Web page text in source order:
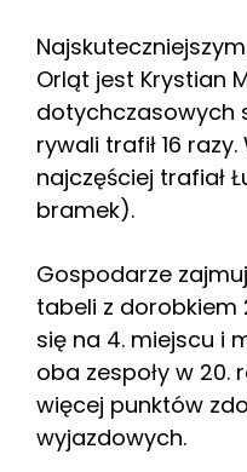
Orląt jest Krystian
dotychczasowych
rywali trafił 16
najczęściej trafiał
bramek).
Gospodarze
tabeli z dorobkiem
się na 4. miejscu i
oba zespoły w 20.
więcej punktów
wyjazdowych.